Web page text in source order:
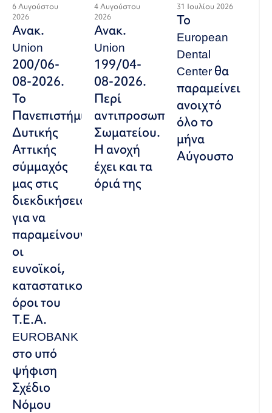
6 Αυγούστου
2026
Ανακ.
Union
200/06-
08-2026.
Το
Πανεπιστήμιο
Δυτικής
Αττικής
σύμμαχός
μας στις
διεκδικήσεις,
για να
παραμείνουν
οι
ευνοϊκοί,
καταστατικοί
όροι του
Τ.Ε.Α.
EUROBANK
στο υπό
ψήφιση
Σχέδιο
Νόμου
4 Αυγούστου
2026
Ανακ.
Union
199/04-
08-2026.
Περί
αντιπροσωπευτικού
Σωματείου.
Η ανοχή
έχει και τα
όριά της
31 Ιουλίου 2026
Το
European
Dental
Center θα
παραμείνει
ανοιχτό
όλο το
μήνα
Αύγουστο